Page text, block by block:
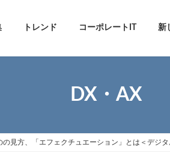
トレンド コーポレートIT 新
DX・AX
見方、「エフェクチュエーション」とは＜デジ